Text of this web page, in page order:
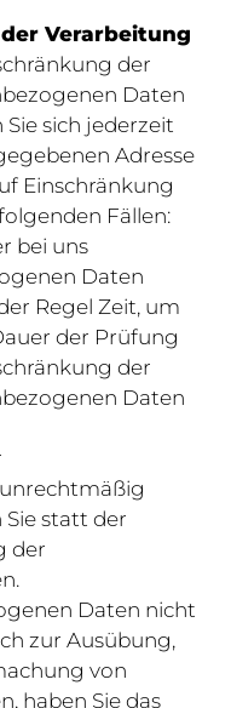
Verarbeitung
der
Daten
sich jederzeit
Adresse
Einschränkung
Fällen:
bei uns
Daten
Regel Zeit, um
der Prüfung
der
Daten
Sie statt der
der
Daten nicht
zur Ausübung,
von
haben Sie das